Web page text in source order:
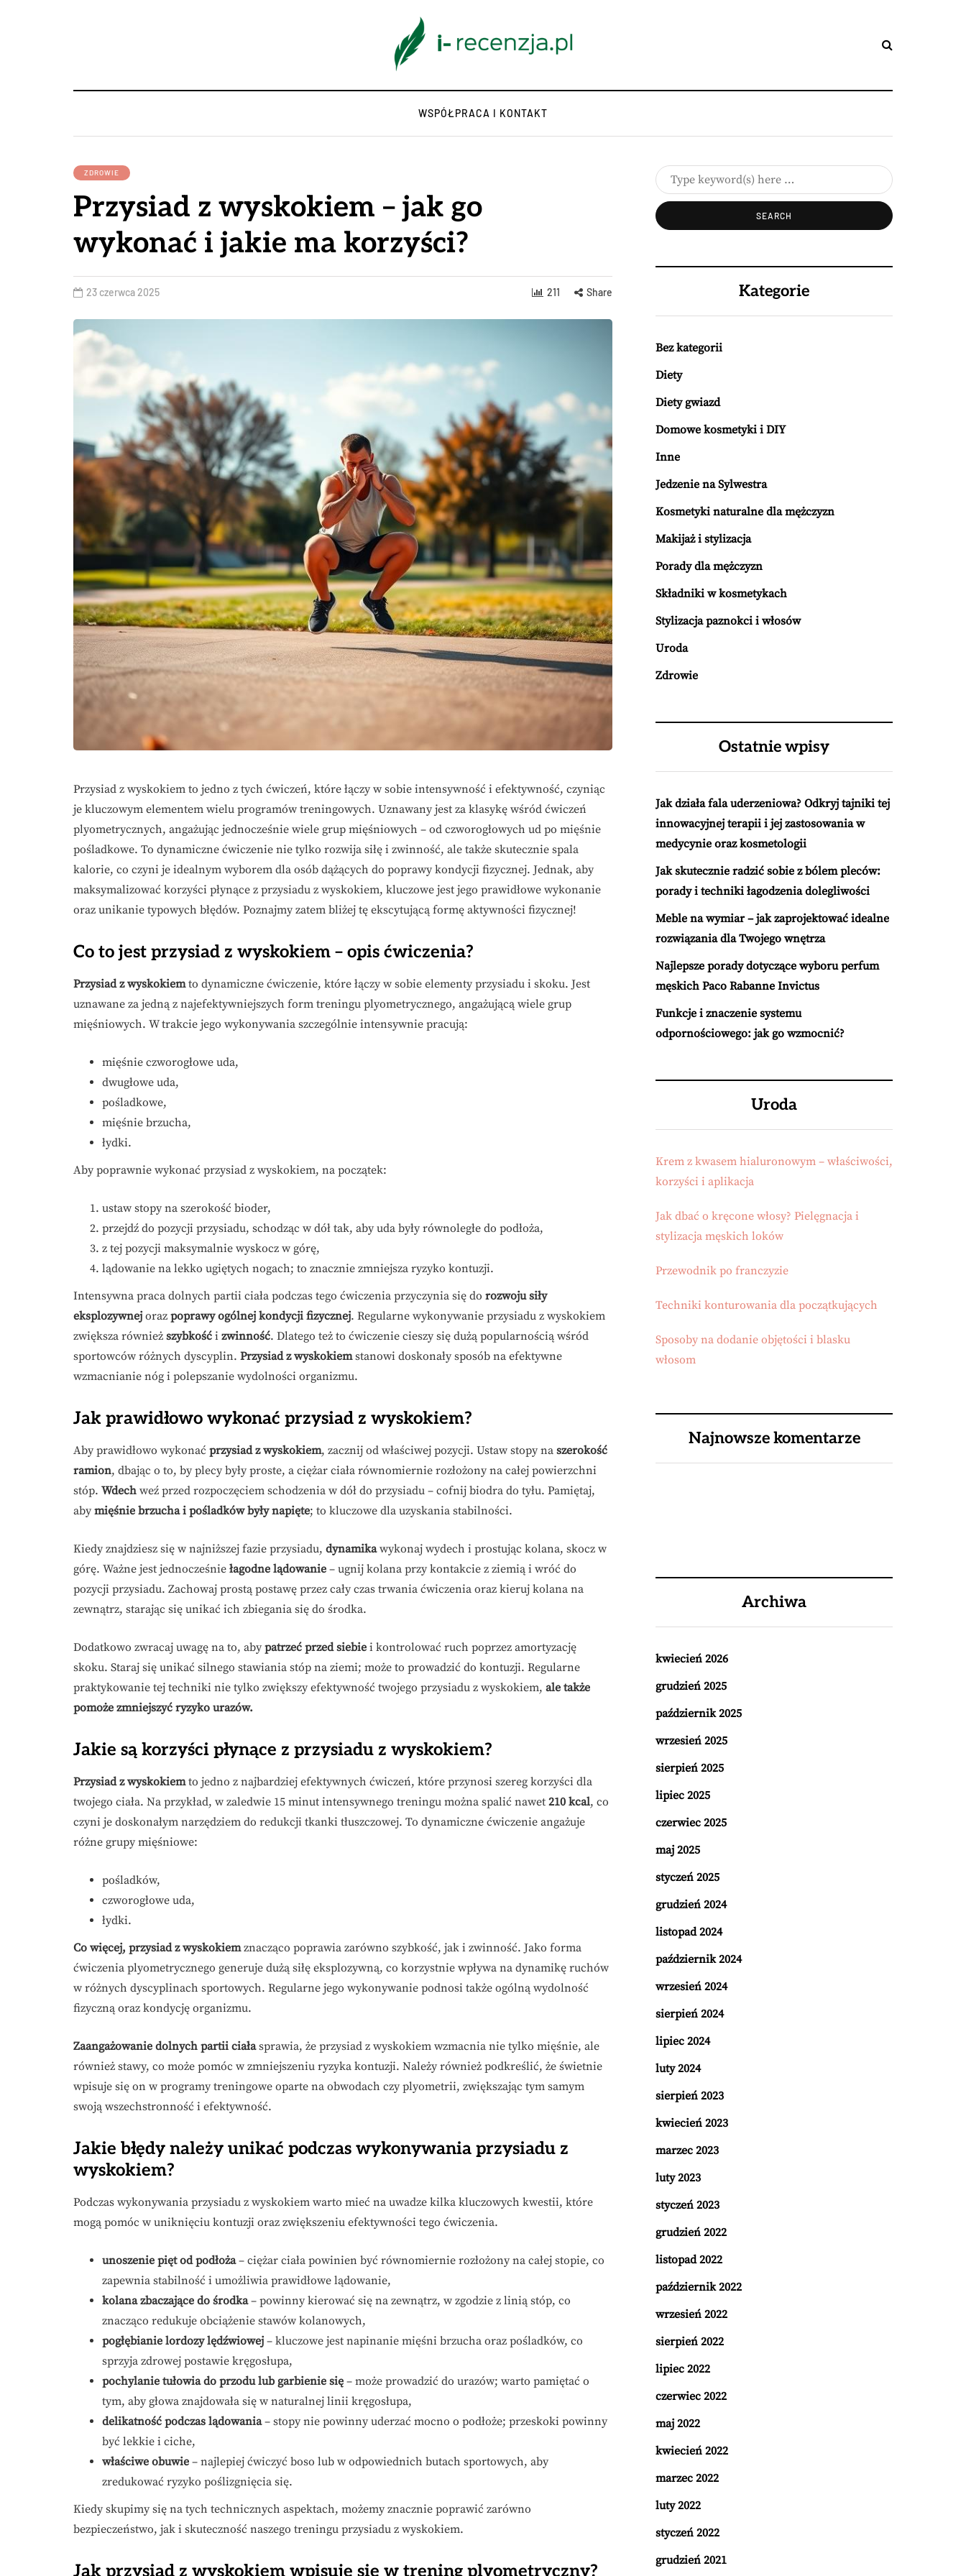
WSPÓŁPRACA I KONTAKT
ZDROWIE
Przysiad z wyskokiem – jak go
wykonać i jakie ma korzyści?
23 czerwca 2025 211 Share
Przysiad z wyskokiem to jedno z tych ćwiczeń, które łączy w sobie intensywność i efektywność, czyniąc
je kluczowym elementem wielu programów treningowych. Uznawany jest za klasykę wśród ćwiczeń
plyometrycznych, angażując jednocześnie wiele grup mięśniowych – od czworogłowych ud po mięśnie
pośladkowe. To dynamiczne ćwiczenie nie tylko rozwija siłę i zwinność, ale także skutecznie spala
kalorie, co czyni je idealnym wyborem dla osób dążących do poprawy kondycji fizycznej. Jednak, aby
maksymalizować korzyści płynące z przysiadu z wyskokiem, kluczowe jest jego prawidłowe wykonanie
oraz unikanie typowych błędów. Poznajmy zatem bliżej tę ekscytującą formę aktywności fizycznej!
Co to jest przysiad z wyskokiem – opis ćwiczenia?
Przysiad z wyskokiemto dynamiczne ćwiczenie, które łączy w sobie elementy przysiadu i skoku. Jest
uznawane za jedną z najefektywniejszych form treningu plyometrycznego, angażującą wiele grup
mięśniowych. W trakcie jego wykonywania szczególnie intensywnie pracują:
mięśnie czworogłowe uda,
dwugłowe uda,
pośladkowe,
mięśnie brzucha,
łydki.
Aby poprawnie wykonać przysiad z wyskokiem, na początek:
ustaw stopy na szerokość bioder,
przejdź do pozycji przysiadu, schodząc w dół tak, aby uda były równoległe do podłoża,
z tej pozycji maksymalnie wyskocz w górę,
lądowanie na lekko ugiętych nogach; to znacznie zmniejsza ryzyko kontuzji.
Intensywna praca dolnych partii ciała podczas tego ćwiczenia przyczynia się do rozwoju siły
eksplozywnej oraz poprawy ogólnej kondycji fizycznej. Regularne wykonywanie przysiadu z wyskokiem
zwiększa również szybkość i zwinność. Dlatego też to ćwiczenie cieszy się dużą popularnością wśród
sportowców różnych dyscyplin. Przysiad z wyskokiemstanowi doskonały sposób na efektywne
wzmacnianie nóg i polepszanie wydolności organizmu.
Jak prawidłowo wykonać przysiad z wyskokiem?
Aby prawidłowo wykonać przysiad z wyskokiem, zacznij od właściwej pozycji. Ustaw stopy na szerokość
ramion, dbając o to, by plecy były proste, a ciężar ciała równomiernie rozłożony na całej powierzchni
stóp. Wdech weź przed rozpoczęciem schodzenia w dół do przysiadu – cofnij biodra do tyłu. Pamiętaj,
aby mięśnie brzucha i pośladków były napięte; to kluczowe dla uzyskania stabilności.
Kiedy znajdziesz się w najniższej fazie przysiadu, dynamikawykonaj wydech i prostując kolana, skocz w
górę. Ważne jest jednocześnie łagodne lądowanie – ugnij kolana przy kontakcie z ziemią i wróć do
pozycji przysiadu. Zachowaj prostą postawę przez cały czas trwania ćwiczenia oraz kieruj kolana na
zewnątrz, starając się unikać ich zbiegania się do środka.
Dodatkowo zwracaj uwagę na to, aby patrzeć przed siebie i kontrolować ruch poprzez amortyzację
skoku. Staraj się unikać silnego stawiania stóp na ziemi; może to prowadzić do kontuzji. Regularne
praktykowanie tej techniki nie tylko zwiększy efektywność twojego przysiadu z wyskokiem, ale także
pomoże zmniejszyć ryzyko urazów.
Jakie są korzyści płynące z przysiadu z wyskokiem?
Przysiad z wyskokiemto jedno z najbardziej efektywnych ćwiczeń, które przynosi szereg korzyści dla
twojego ciała. Na przykład, w zaledwie 15 minut intensywnego treningu można spalić nawet 210 kcal, co
czyni je doskonałym narzędziem do redukcji tkanki tłuszczowej. To dynamiczne ćwiczenie angażuje
różne grupy mięśniowe:
pośladków,
czworogłowe uda,
łydki.
Co więcej, przysiad z wyskokiemznacząco poprawia zarówno szybkość, jak i zwinność. Jako forma
ćwiczenia plyometrycznego generuje dużą siłę eksplozywną, co korzystnie wpływa na dynamikę ruchów
w różnych dyscyplinach sportowych. Regularne jego wykonywanie podnosi także ogólną wydolność
fizyczną oraz kondycję organizmu.
Zaangażowanie dolnych partii ciałasprawia, że przysiad z wyskokiem wzmacnia nie tylko mięśnie, ale
również stawy, co może pomóc w zmniejszeniu ryzyka kontuzji. Należy również podkreślić, że świetnie
wpisuje się on w programy treningowe oparte na obwodach czy plyometrii, zwiększając tym samym
swoją wszechstronność i efektywność.
Jakie błędy należy unikać podczas wykonywania przysiadu z
wyskokiem?
Podczas wykonywania przysiadu z wyskokiem warto mieć na uwadze kilka kluczowych kwestii, które
mogą pomóc w uniknięciu kontuzji oraz zwiększeniu efektywności tego ćwiczenia.
unoszenie pięt od podłoża– ciężar ciała powinien być równomiernie rozłożony na całej stopie, co
zapewnia stabilność i umożliwia prawidłowe lądowanie,
kolana zbaczające do środka– powinny kierować się na zewnątrz, w zgodzie z linią stóp, co
znacząco redukuje obciążenie stawów kolanowych,
pogłębianie lordozy lędźwiowej – kluczowe jest napinanie mięśni brzucha oraz pośladków, co
sprzyja zdrowej postawie kręgosłupa,
pochylanie tułowia do przodu lub garbienie się – może prowadzić do urazów; warto pamiętać o
tym, aby głowa znajdowała się w naturalnej linii kręgosłupa,
delikatność podczas lądowania– stopy nie powinny uderzać mocno o podłoże; przeskoki powinny
być lekkie i ciche,
właściwe obuwie – najlepiej ćwiczyć boso lub w odpowiednich butach sportowych, aby
zredukować ryzyko poślizgnięcia się.
Kiedy skupimy się na tych technicznych aspektach, możemy znacznie poprawić zarówno
bezpieczeństwo, jak i skuteczność naszego treningu przysiadu z wyskokiem.
Jak przysiad z wyskokiem wpisuje się w trening plyometryczny?
Kategorie
Bez kategorii
Diety
Diety gwiazd
Domowe kosmetyki i DIY
Inne
Jedzenie na Sylwestra
Kosmetyki naturalne dla mężczyzn
Makijaż i stylizacja
Porady dla mężczyzn
Składniki w kosmetykach
Stylizacja paznokci i włosów
Uroda
Zdrowie
Ostatnie wpisy
Jak działa fala uderzeniowa? Odkryj tajniki tej
innowacyjnej terapii i jej zastosowania w
medycynie oraz kosmetologii
Jak skutecznie radzić sobie z bólem pleców:
porady i techniki łagodzenia dolegliwości
Meble na wymiar – jak zaprojektować idealne
rozwiązania dla Twojego wnętrza
Najlepsze porady dotyczące wyboru perfum
męskich Paco Rabanne Invictus
Funkcje i znaczenie systemu
odpornościowego: jak go wzmocnić?
Uroda
Krem z kwasem hialuronowym – właściwości,
korzyści i aplikacja
Jak dbać o kręcone włosy? Pielęgnacja i
stylizacja męskich loków
Przewodnik po franczyzie
Techniki konturowania dla początkujących
Sposoby na dodanie objętości i blasku
włosom
Najnowsze komentarze
Archiwa
kwiecień 2026
grudzień 2025
październik 2025
wrzesień 2025
sierpień 2025
lipiec 2025
czerwiec 2025
maj 2025
styczeń 2025
grudzień 2024
listopad 2024
październik 2024
wrzesień 2024
sierpień 2024
lipiec 2024
luty 2024
sierpień 2023
kwiecień 2023
marzec 2023
luty 2023
styczeń 2023
grudzień 2022
listopad 2022
październik 2022
wrzesień 2022
sierpień 2022
lipiec 2022
czerwiec 2022
maj 2022
kwiecień 2022
marzec 2022
luty 2022
styczeń 2022
grudzień 2021